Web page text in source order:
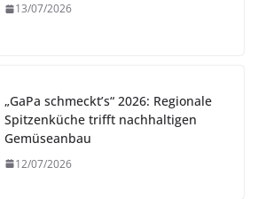
13/07/2026
„GaPa schmeckt’s“ 2026: Regionale
Spitzenküche trifft nachhaltigen
Gemüseanbau
12/07/2026